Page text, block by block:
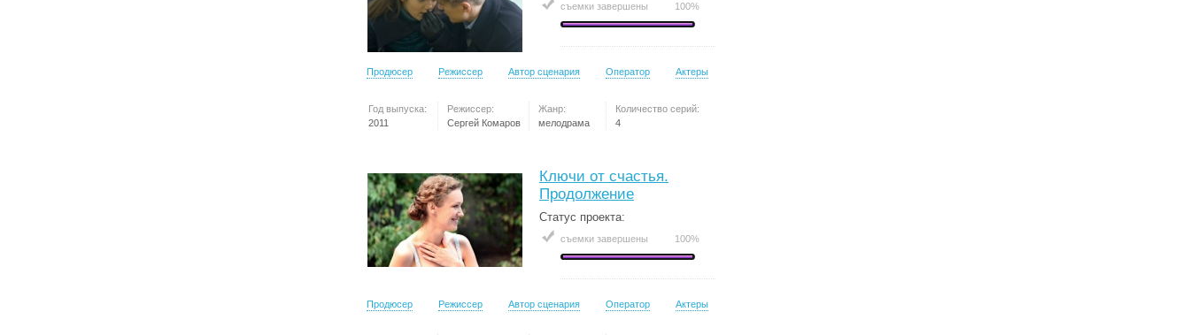
съемки завершены 100%
Продюсер Режиссер Автор сценария Оператор Актеры
Год выпуска:
2011
Режиссер:
Сергей Комаров
Жанр:
мелодрама
Количество серий:
4
Ключи от счастья.
Продолжение
Статус проекта:
съемки завершены 100%
Продюсер Режиссер Автор сценария Оператор Актеры